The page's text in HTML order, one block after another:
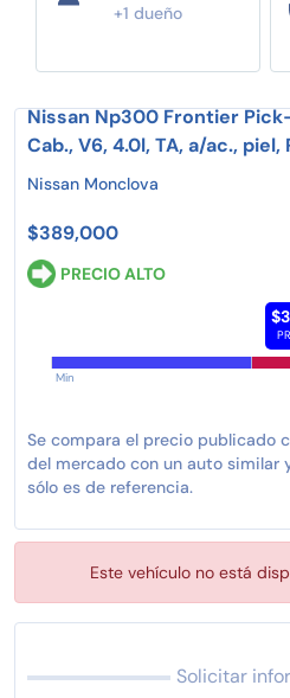
+1 dueño
Nissan Np300 Frontier
Cab., V6, 4.0l, TA, a/ac., piel,
Nissan Monclova
$389,000
PRECIO ALTO
Min
Se compara el precio publicado
del mercado con un auto
sólo es de referencia.
Este vehículo no está
Solicitar